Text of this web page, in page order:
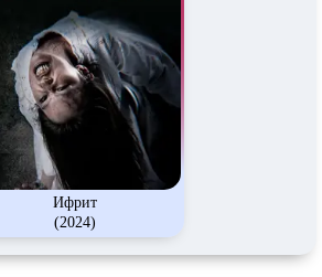
Ифрит
(2024)